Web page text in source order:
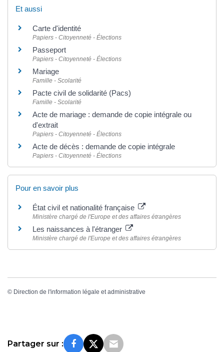
Et aussi
Carte d'identité
Papiers - Citoyenneté - Élections
Passeport
Papiers - Citoyenneté - Élections
Mariage
Famille - Scolarité
Pacte civil de solidarité (Pacs)
Famille - Scolarité
Acte de mariage : demande de copie intégrale ou
d'extrait
Papiers - Citoyenneté - Élections
Acte de décès : demande de copie intégrale
Papiers - Citoyenneté - Élections
Pour en savoir plus
État civil et nationalité française
Ministère chargé de l'Europe et des affaires étrangères
Les naissances à l'étranger
Ministère chargé de l'Europe et des affaires étrangères
© Direction de l'information légale et administrative
Partager sur :